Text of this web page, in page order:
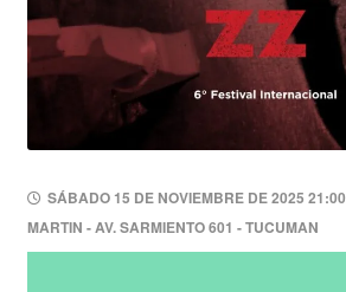
SÁBADO 15 DE NOVIEMBRE DE 2025 21:00
MARTIN - AV. SARMIENTO 601 - TUCUMAN